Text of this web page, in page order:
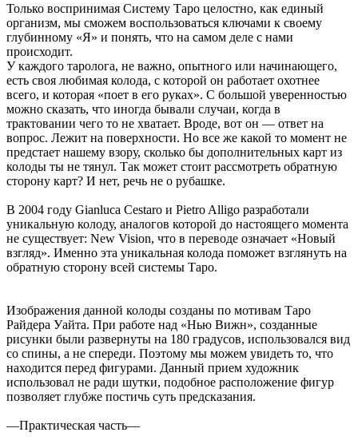
Только воспринимая Систему Таро целостно, как единый
организм, мы сможем воспользоваться ключами к своему
глубинному «Я» и понять, что на самом деле с нами
происходит.
У каждого таролога, не важно, опытного или начинающего,
есть своя любимая колода, с которой он работает охотнее
всего, и которая «поет в его руках». С большой уверенностью
можно сказать, что иногда бывали случаи, когда в
трактовании чего то не хватает. Вроде, вот он — ответ на
вопрос. Лежит на поверхности. Но все же какой то момент не
предстает нашему взору, сколько бы дополнительных карт из
колоды ты не тянул. Так может стоит рассмотреть обратную
сторону карт? И нет, речь не о рубашке.
В 2004 году Gianluca Cestaro и Pietro Alligo разработали
уникальную колоду, аналогов которой до настоящего момента
не существует: New Vision, что в переводе означает «Новый
взгляд». Именно эта уникальная колода поможет взглянуть на
обратную сторону всей системы Таро.
Изображения данной колоды созданы по мотивам Таро
Райдера Уайта. При работе над «Нью Вижн», созданные
рисунки были развернуты на 180 градусов, использовался вид
со спины, а не спереди. Поэтому мы можем увидеть то, что
находится перед фигурами. Данный прием художник
использовал не ради шутки, подобное расположение фигур
позволяет глубже постичь суть предсказания.
—Практическая часть—